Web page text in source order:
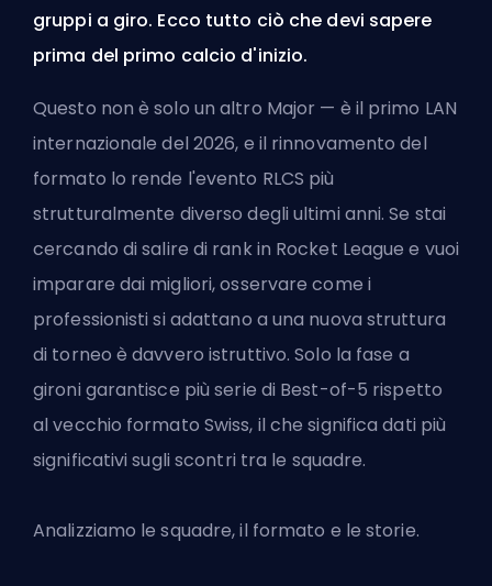
gruppi a giro. Ecco tutto ciò che devi sapere
prima del primo calcio d'inizio.
Questo non è solo un altro Major — è il primo LAN
internazionale del 2026, e il rinnovamento del
formato lo rende l'evento RLCS più
strutturalmente diverso degli ultimi anni. Se stai
cercando disalire di rank in Rocket League e vuoi
imparare dai migliori, osservare come i
professionisti si adattano a una nuova struttura
di torneo è davvero istruttivo. Solo la fase a
gironi garantisce più serie di Best-of-5 rispetto
al vecchio formato Swiss, il che significa dati più
significativi sugli scontri tra le squadre.
Analizziamo le squadre, il formato e le storie.